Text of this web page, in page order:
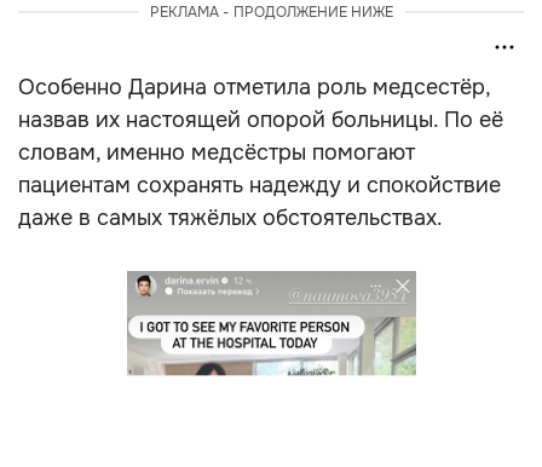
РЕКЛАМА - ПРОДОЛЖЕНИЕ НИЖЕ
Особенно Дарина отметила роль медсестёр,
назвав их настоящей опорой больницы. По её
словам, именно медсёстры помогают
пациентам сохранять надежду и спокойствие
даже в самых тяжёлых обстоятельствах.